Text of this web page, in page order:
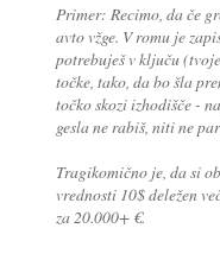
Primer: Recimo, da če
avto vžge. V romu je
potrebuješ v ključu
točke, tako, da bo šla
točko skozi izhodišče -
gesla ne rabiš, niti ne
Tragikomično je, da si
vrednosti 10$ deležen
za 20.000+ €.